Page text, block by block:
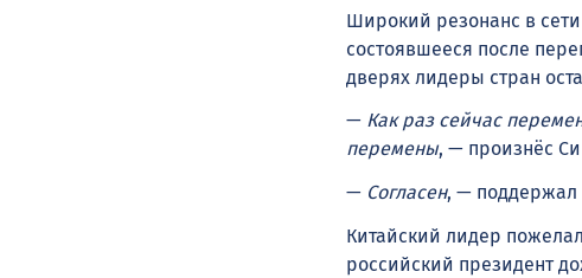
Широкий резонанс в
состоявшееся после
дверях лидеры стран
— Как раз сейчас
перемены, — произнёс
— Согласен, — поддержал
Китайский лидер
российский президент